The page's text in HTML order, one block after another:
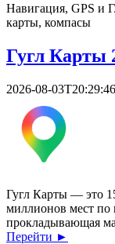
Навигация, GPS и
карты, компасы
Гугл Карты
2026-08-
Гугл Карты — это
миллионов мест по
прокладывающая
Перейти ►